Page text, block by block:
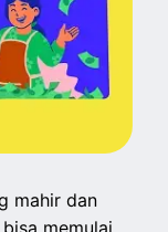
mahir dan